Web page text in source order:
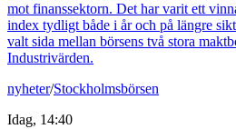
mot finanssektorn. Det har varit ett
index tydligt både i år och på längre
valt sida mellan börsens två stora
Industrivärden.
nyheter/Stockholmsbörsen
Idag, 14:40